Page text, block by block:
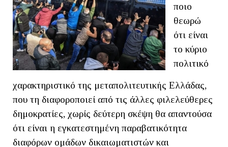
ποιο
θεωρώ
ότι είναι
το κύριο
πολιτικό
χαρακτηριστικό της μεταπολιτευτικής Ελλάδας,
που τη διαφοροποιεί από τις άλλες φιλελεύθερες
δημοκρατίες, χωρίς δεύτερη σκέψη θα απαντούσα
ότι είναι η εγκατεστημένη παραβατικότητα
διαφόρων ομάδων δικαιωματιστών και